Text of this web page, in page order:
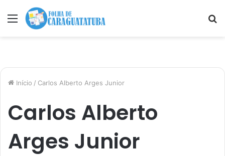
Menu
Início / Carlos Alberto Arges Junior
Carlos Alberto
Arges Junior